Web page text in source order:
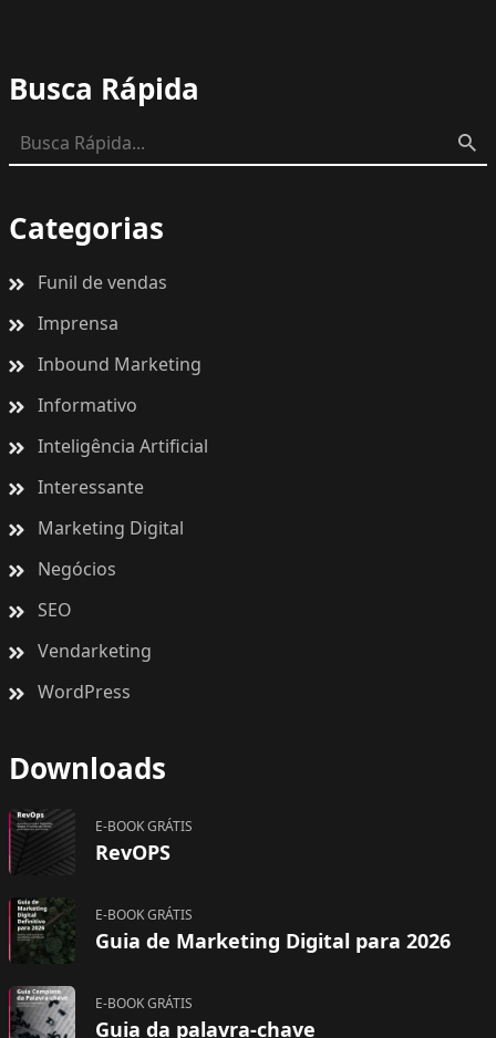
Busca Rápida
Categorias
Funil de vendas
Imprensa
Inbound Marketing
Informativo
Inteligência Artificial
Interessante
Marketing Digital
Negócios
SEO
Vendarketing
WordPress
Downloads
E-BOOK GRÁTIS
RevOPS
E-BOOK GRÁTIS
Guia de Marketing Digital para 2026
E-BOOK GRÁTIS
Guia da palavra-chave